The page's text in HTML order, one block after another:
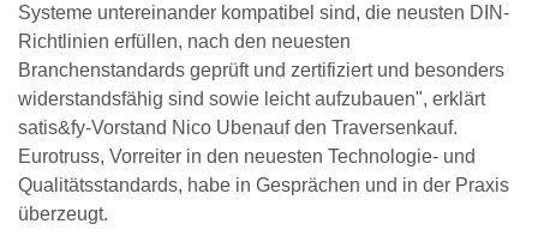
Systeme untereinander kompatibel sind, die neusten DIN-
Richtlinien erfüllen, nach den neuesten
Branchenstandards geprüft und zertifiziert und besonders
widerstandsfähig sind sowie leicht aufzubauen", erklärt
satis&fy-Vorstand Nico Ubenauf den Traversenkauf.
Eurotruss, Vorreiter in den neuesten Technologie- und
Qualitätsstandards, habe in Gesprächen und in der Praxis
überzeugt.